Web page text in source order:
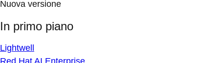
Nuova versione
In primo piano
Lightwell
Red Hat AI Enterprise